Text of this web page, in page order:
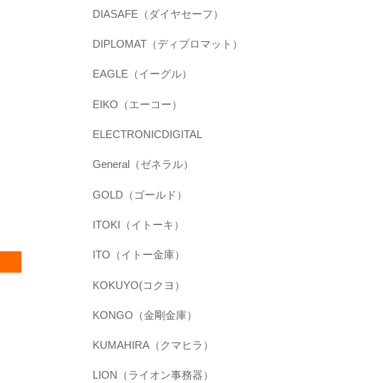
DIASAFE（ダイヤセーフ）
DIPLOMAT（ディプロマット）
EAGLE（イーグル）
EIKO（エーコー）
ELECTRONICDIGITAL
General（ゼネラル）
GOLD（ゴールド）
ITOKI（イトーキ）
ITO（イトー金庫）
KOKUYO(コクヨ）
KONGO（金剛金庫）
KUMAHIRA（クマヒラ）
LION（ライオン事務器）